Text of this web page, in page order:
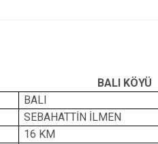
Dörtdivan
Gerede
BALI KÖYÜ
BALI
SEBAHATTİN İLMEN
16 KM